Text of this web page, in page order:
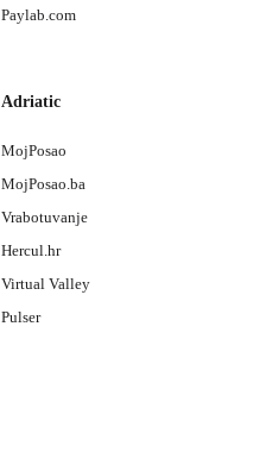
Paylab.com
Adriatic
MojPosao
MojPosao.ba
Vrabotuvanje
Hercul.hr
Virtual Valley
Pulser